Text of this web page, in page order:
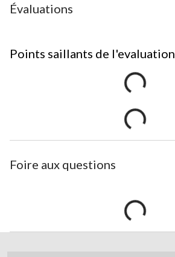
Évaluations
Points saillants de l'evaluation
Foire aux questions